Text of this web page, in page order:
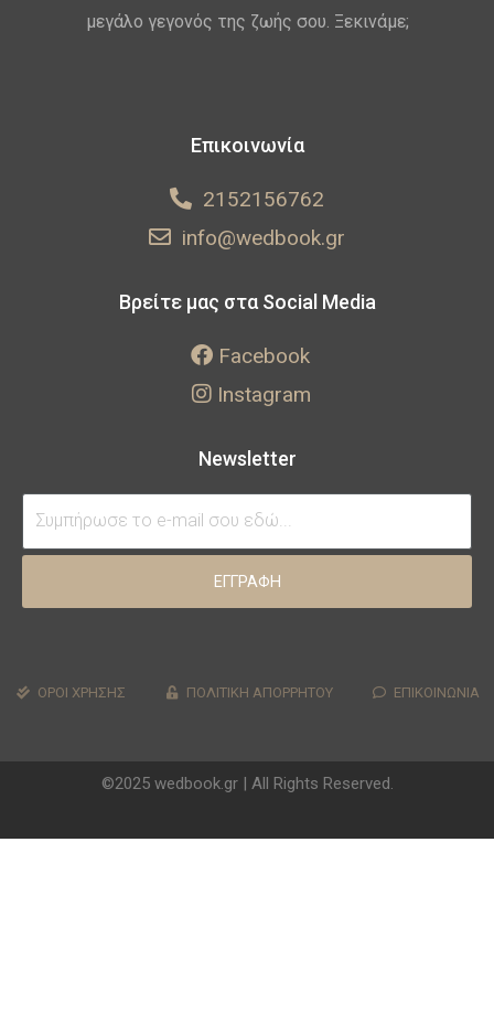
μεγάλο γεγονός της ζωής σου. Ξεκινάμε;
Επικοινωνία
2152156762
info@wedbook.gr
Βρείτε μας στα Social Media
Facebook
Instagram
Newsletter
ΕΓΓΡΑΦΗ
ΟΡΟΙ ΧΡΗΣΗΣ ΠΟΛΙΤΙΚΗ ΑΠΟΡΡΗΤΟΥ ΕΠΙΚΟΙΝΩΝΙΑ
©2025 wedbook.gr | All Rights Reserved.